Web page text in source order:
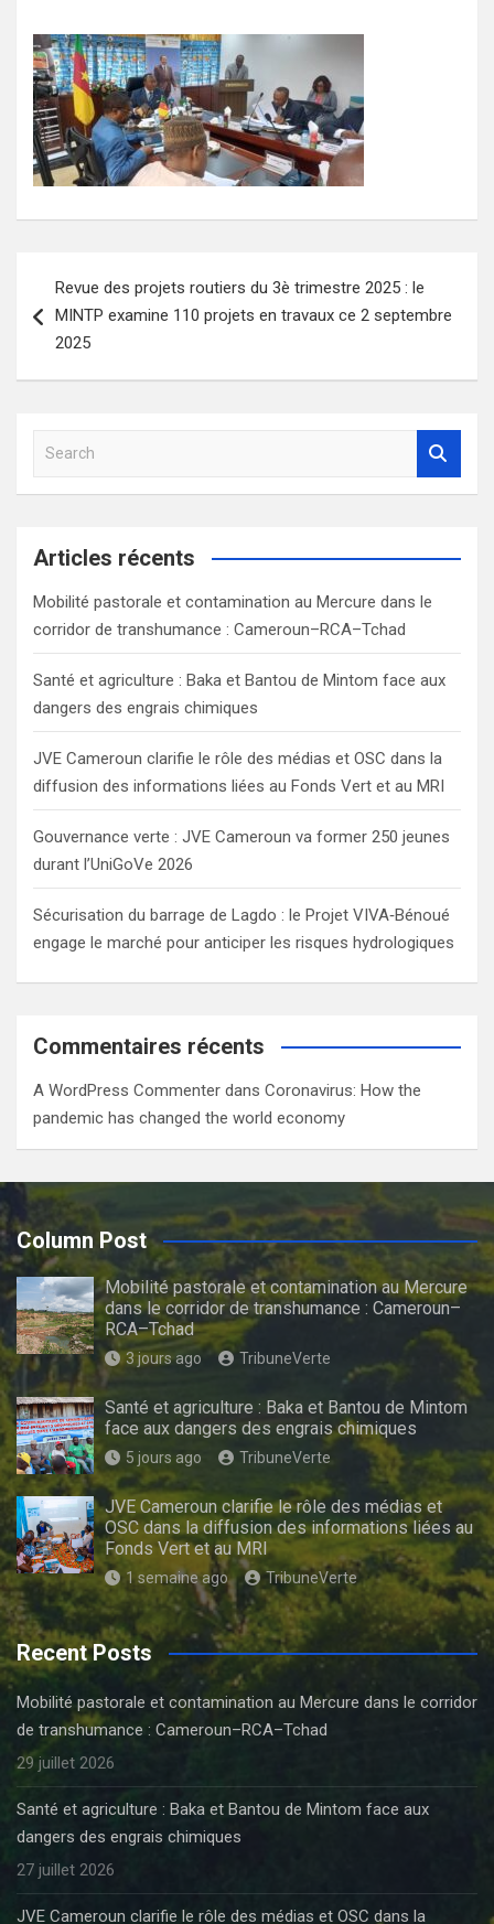
de
l’article
Revue des projets routiers du 3è trimestre 2025 : le
MINTP examine 110 projets en travaux ce 2 septembre
2025
a
c
Articles récents
Mobilité pastorale et contamination au Mercure dans le
corridor de transhumance : Cameroun–RCA–Tchad
Santé et agriculture : Baka et Bantou de Mintom face aux
dangers des engrais chimiques
JVE Cameroun clarifie le rôle des médias et OSC dans la
diffusion des informations liées au Fonds Vert et au MRI
Gouvernance verte : JVE Cameroun va former 250 jeunes
durant l’UniGoVe 2026
Sécurisation du barrage de Lagdo : le Projet VIVA‑Bénoué
engage le marché pour anticiper les risques hydrologiques
Commentaires récents
A WordPress Commenter dans Coronavirus: How the
pandemic has changed the world economy
Column Post
Mobilité pastorale et contamination au Mercure
dans le corridor de transhumance : Cameroun–
RCA–Tchad
3 jours ago TribuneVerte
Santé et agriculture : Baka et Bantou de Mintom
face aux dangers des engrais chimiques
5 jours ago TribuneVerte
JVE Cameroun clarifie le rôle des médias et
OSC dans la diffusion des informations liées au
Fonds Vert et au MRI
1 semaine ago TribuneVerte
Recent Posts
Mobilité pastorale et contamination au Mercure dans le corridor
de transhumance : Cameroun–RCA–Tchad
29 juillet 2026
Santé et agriculture : Baka et Bantou de Mintom face aux
dangers des engrais chimiques
27 juillet 2026
JVE Cameroun clarifie le rôle des médias et OSC dans la